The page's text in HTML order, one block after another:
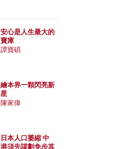
安心是人生最大的
寶庫
譚寶碩
繪本界一顆閃亮新
星
陳家偉
日本人口萎縮 中
港須先謀劃免步其